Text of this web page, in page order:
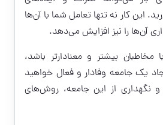
این کار نه تنها تعامل شما با آن‌ها
آن‌ها را نیز افزایش می‌دهد.
بیشتر و معنادارتر باشد،
یک جامعه وفادار و فعال خواهید
نگهداری از این جامعه، روش‌های